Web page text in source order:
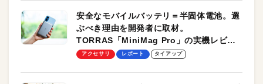
安全なモバイルバッテリ＝半固体電池。選
ぶべき理由を開発者に取材。
TORRAS「MiniMag Pro」の実機レビュ
ーも
アクセサリ レポート タイアップ